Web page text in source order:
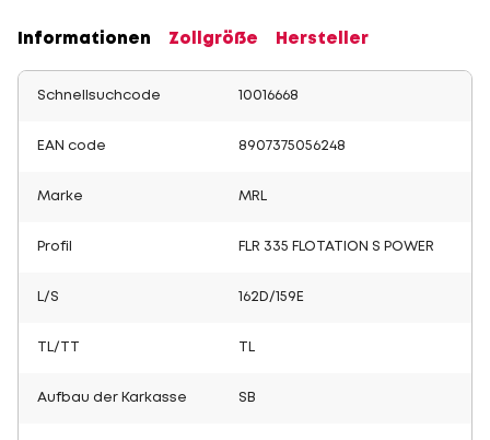
Informationen Zollgröße Hersteller
Schnellsuchcode 10016668
EAN code 8907375056248
Marke MRL
Profil FLR 335 FLOTATION S POWER
L/S 162D/159E
TL/TT
Aufbau der Karkasse SB